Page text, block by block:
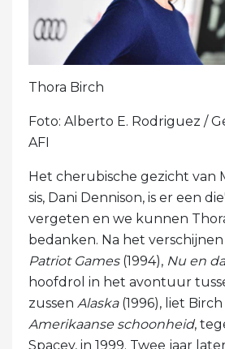
Thora Birch
Foto: Alberto E. Rodriguez /
AFI
Het cherubische gezicht van
sis, Dani Dennison, is er een
vergeten en we kunnen
bedanken. Na het
Patriot Games(1994), Nu en
hoofdrol in het avontuur
zussen Alaska(1996), liet
Amerikaanse schoonheid,
Spacey, in 1999. Twee jaar